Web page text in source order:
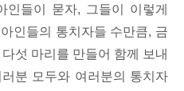
인들이 묻자, 그들이 이렇게
인들의 통치자들 수만큼, 금
섯 마리를 만들어 함께 보내
분 모두와 여러분의 통치자